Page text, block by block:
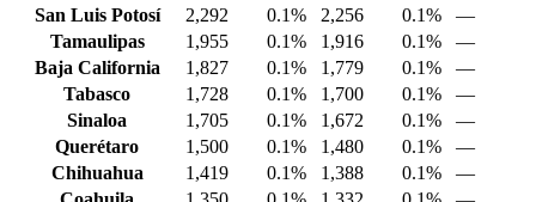
San Luis Potosí
2,292 0.1% 2,256 0.1%
—
Tamaulipas
1,955 0.1% 1,916 0.1%
—
Baja California
1,827 0.1% 1,779 0.1%
—
Tabasco
1,728 0.1% 1,700 0.1%
—
Sinaloa
1,705 0.1% 1,672 0.1%
—
Querétaro
1,500 0.1% 1,480 0.1%
—
Chihuahua
1,419 0.1% 1,388 0.1%
—